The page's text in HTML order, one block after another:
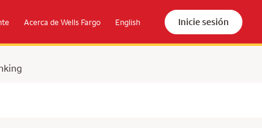
Acerca de Wells Fargo English Inicie sesión